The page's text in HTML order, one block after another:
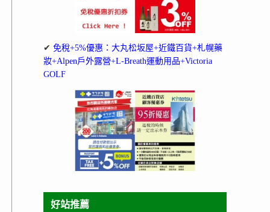
✔ 免稅+5%優惠：大丸松坂屋+近鐵百貨+札幌藥
妝+Alpen戶外露營+L-Breath運動用品+Victoria
GOLF
好站推薦